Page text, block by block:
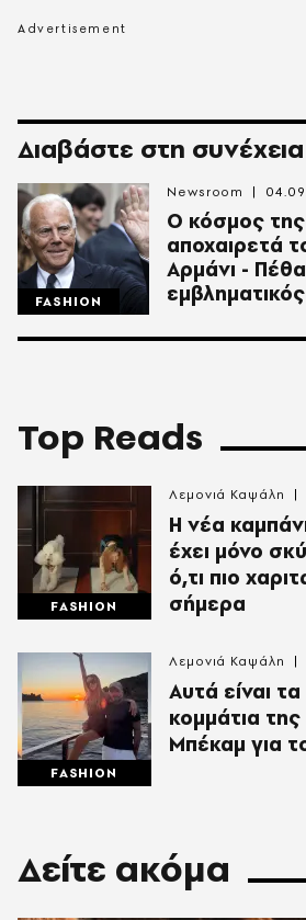
Διαβάστε στη συνέχεια
FASHION
Ο κόσμος
αποχαιρετά
Αρμάνι -
Newsroom
Top Reads
FASHION
Η νέα
έχει μόνο
ό,τι πιο
σήμερα
Λεμονιά Καψάλη
FASHION
Αυτά είναι
κομμάτια της
Μπέκαμ για
Λεμονιά Καψάλη
Δείτε ακόμα